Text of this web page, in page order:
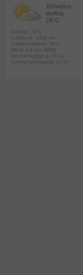
Teilweise
wolkig
28°C
Gefühlt: 20°C
Luftdruck: 1016 mb
Luftfeuchtigkeit: 59%
Wind: 4.4 m/s WNW
Sonnenaufgang: 06:22
Sonnenuntergang: 17:41